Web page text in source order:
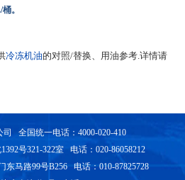
。
冷冻机油的对照/替换、用油参考.详情请
司 全国统一电话：4000-020-410
号321-322室 电话：020-86058212
东马路99号B256 电话：010-87825728